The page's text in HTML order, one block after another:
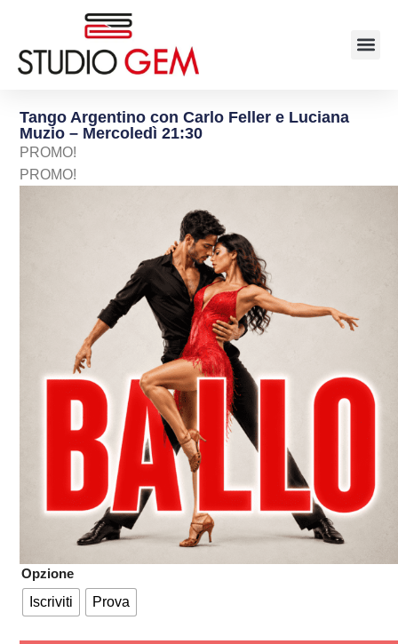
Tango Argentino con Carlo Feller e Luciana
Muzio – Mercoledì 21:30
PROMO!
PROMO!
Opzione
Iscriviti
Prova